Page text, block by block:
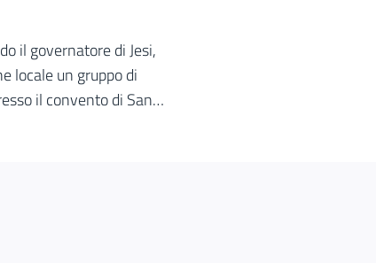
il governatore di Jesi,
locale un gruppo di
il convento di San